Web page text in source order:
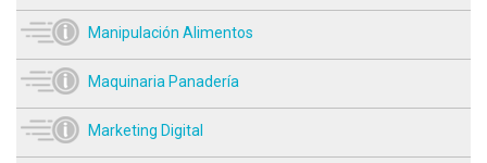
Manipulación Alimentos
Maquinaria Panadería
Marketing Digital